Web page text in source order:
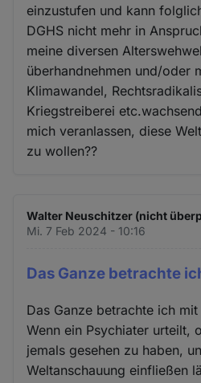
einzustufen und kann
DGHS nicht mehr in
meine diversen
überhandnehmen und/oder
Klimawandel,
Kriegstreiberei
mich veranlassen, diese
zu wollen??
Walter Neuschitzer (nicht
Mi. 7 Feb 2024 - 10:16
Das Ganze betrachte
Das Ganze betrachte ich
Wenn ein Psychiater urteilt,
jemals gesehen zu haben,
Weltanschauung einfließen